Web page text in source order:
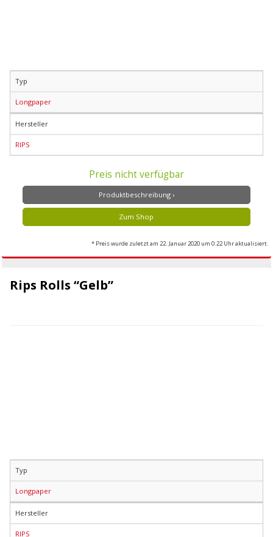
Typ
Longpaper
Hersteller
RIPS
Preis nicht verfügbar
Produktbeschreibung ›
Zum Shop
* Preis wurde zuletzt am 22. Januar 2020 um 0:22 Uhr aktualisiert.
Rips Rolls “Gelb”
Typ
Longpaper
Hersteller
RIPS